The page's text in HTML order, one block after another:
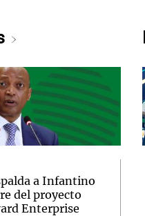
a Infantino
del proyecto
Enterprise